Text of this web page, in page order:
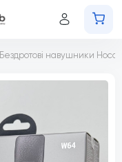
Бездротові навушники